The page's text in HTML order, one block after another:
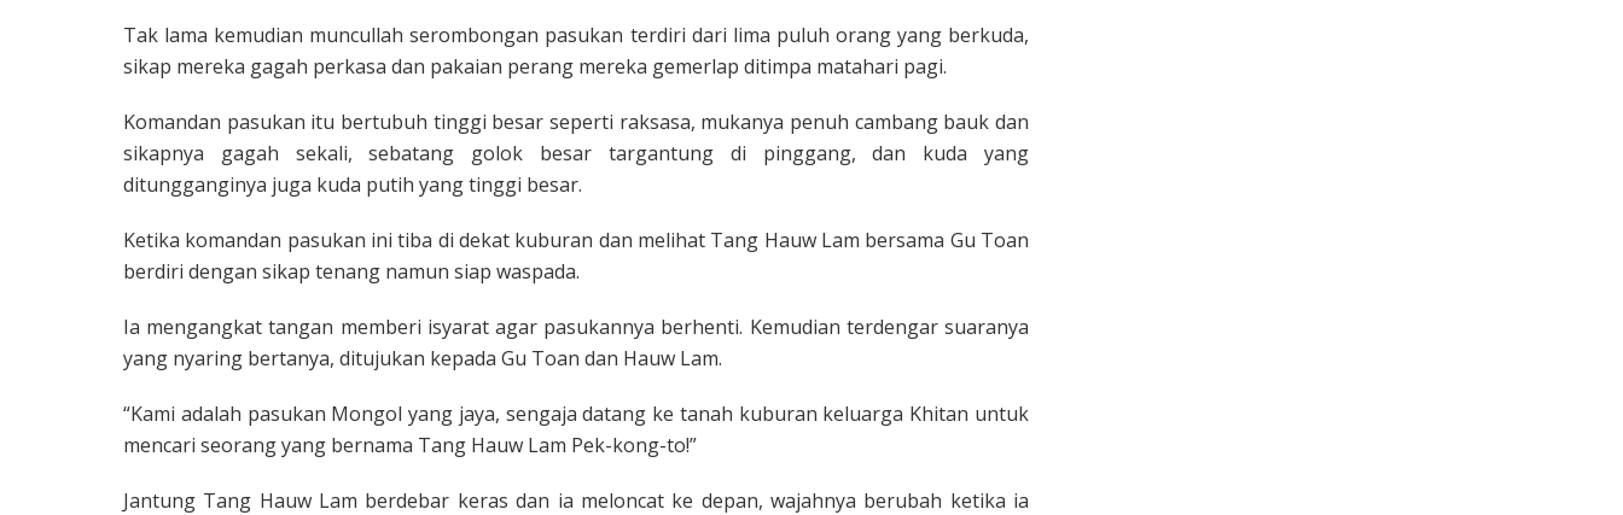
Tak lama kemudian muncullah serom­bongan pasukan terdiri dari lima puluh orang yang berkuda,
sikap mereka gagah perkasa dan pakaian perang mereka gemerlap ditimpa matahari pagi.
Komandan pasukan itu bertubuh tinggi besar seperti raksasa, mukanya penuh cambang bauk dan
sikapnya gagah sekali, sebatang golok besar targantung di pinggang, dan kuda yang
ditungganginya juga kuda putih yang tinggi besar.
Ketika komandan pasukan ini tiba di dekat kuburan dan melihat Tang Hauw Lam bersama Gu Toan
berdiri dengan sikap tenang namun siap waspada.
Ia mengangkat tangan memberi isyarat agar pasukannya berhenti. Kemudian terdengar suaranya
yang nyaring bertanya, ditujukan kepada Gu Toan dan Hauw Lam.
“Kami adalah pasukan Mongol yang jaya, sengaja datang ke tanah kuburan keluarga Khitan untuk
mencari seorang yang bernama Tang Hauw Lam Pek-kong-to!”
Jantung Tang Hauw Lam berdebar keras dan ia meloncat ke depan, wajahnya berubah ketika ia